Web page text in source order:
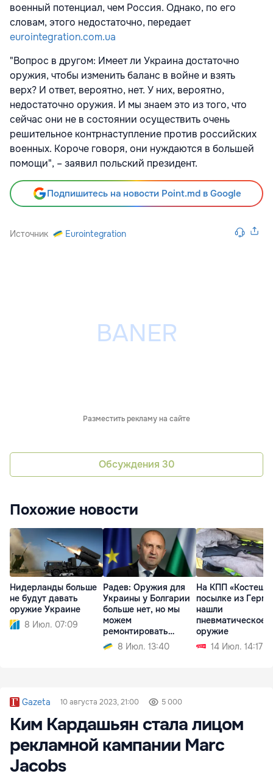
военный потенциал, чем Россия. Однако, по его
словам, этого недостаточно, передает
eurointegration.com.ua
"Вопрос в другом: Имеет ли Украина достаточно
оружия, чтобы изменить баланс в войне и взять
верх? И ответ, вероятно, нет. У них, вероятно,
недостаточно оружия. И мы знаем это из того, что
сейчас они не в состоянии осуществить очень
решительное контрнаступление против российских
военных. Короче говоря, они нуждаются в большей
помощи", – заявил польский президент.
Подпишитесь на новости Point.md в Google
Источник Eurointegration
Разместить рекламу на сайте
Обсуждения 30
Похожие новости
Нидерланды больше
не будут давать
оружие Украине
8 Июл. 07:09
Радев: Оружия для
Украины у Болгарии
больше нет, но мы
можем
ремонтировать
технику
8 Июл. 13:40
На КПП
посылке из
нашли
пневматическое
оружие
14 Июл. 14:17
Gazeta 10 августа 2023, 21:00 5 000
Ким Кардашьян стала лицом
рекламной кампании Marc
Jacobs